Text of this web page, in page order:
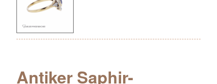
Antiker Saphir-